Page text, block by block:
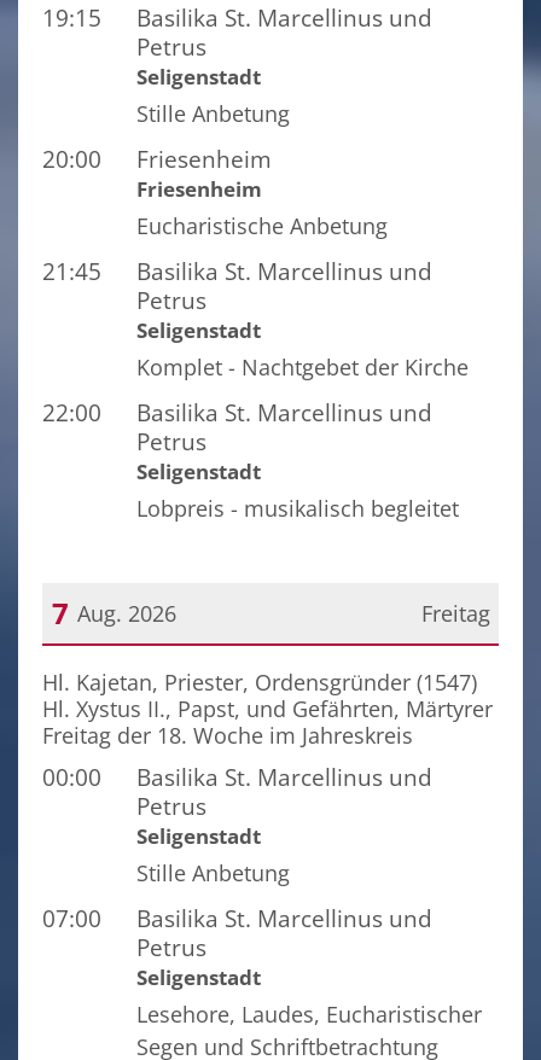
19:15
Basilika St. Marcellinus und
Petrus
Seligenstadt
Stille Anbetung
20:00 Friesenheim
Friesenheim
Eucharistische Anbetung
21:45
Basilika St. Marcellinus und
Petrus
Seligenstadt
Komplet - Nachtgebet der Kirche
22:00
Basilika St. Marcellinus und
Petrus
Seligenstadt
Lobpreis - musikalisch begleitet
Freitag
7 Aug. 2026
Datum: 7. August 2026
Hl. Kajetan, Priester, Ordensgründer (1547)
Hl. Xystus II., Papst, und Gefährten, Märtyrer
Freitag der 18. Woche im Jahreskreis
00:00
Basilika St. Marcellinus und
Petrus
Seligenstadt
Stille Anbetung
07:00
Basilika St. Marcellinus und
Petrus
Seligenstadt
Lesehore, Laudes, Eucharistischer
Segen und Schriftbetrachtung